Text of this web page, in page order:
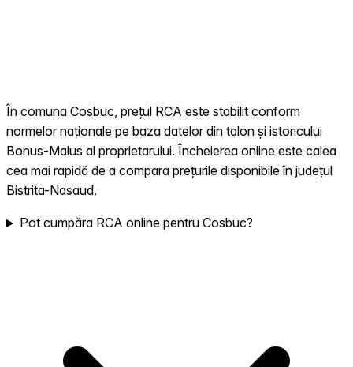
În comuna Cosbuc, prețul RCA este stabilit conform
normelor naționale pe baza datelor din talon și istoricului
Bonus-Malus al proprietarului. Încheierea online este calea
cea mai rapidă de a compara prețurile disponibile în județul
Bistrita-Nasaud.
Pot cumpăra RCA online pentru Cosbuc?